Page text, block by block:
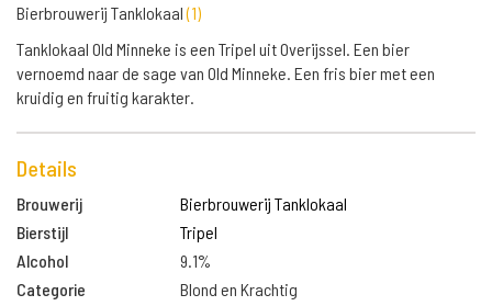
Bierbrouwerij Tanklokaal(1)
Tanklokaal Old Minneke is een Tripel uit Overijssel. Een bier
vernoemd naar de sage van Old Minneke. Een fris bier met een
kruidig en fruitig karakter.
Details
Brouwerij
Bierbrouwerij Tanklokaal
Bierstijl
Tripel
Alcohol
9.1%
Categorie
Blond en Krachtig